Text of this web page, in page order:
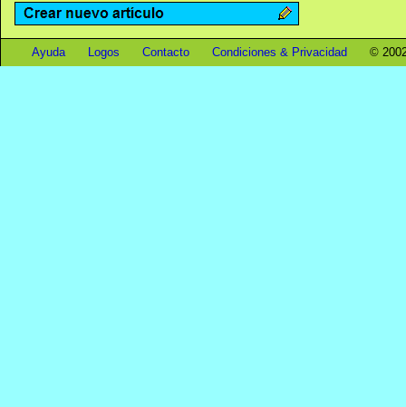
Ayuda Logos Contacto Condiciones & Privacidad ©